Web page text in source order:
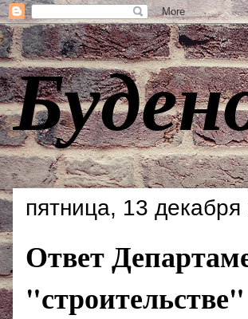
пятница, 13 декабря
Ответ